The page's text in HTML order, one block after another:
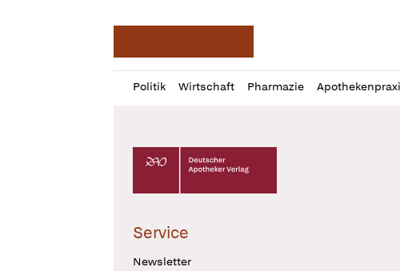
Politik Wirtschaft Pharmazie
Profil
öffnen
Daz
Pur
Deutscher Apotheker Verlag Logo
Service
Newsletter